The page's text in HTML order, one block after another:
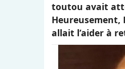
toutou avait
Heureusement,
allait l’aider à